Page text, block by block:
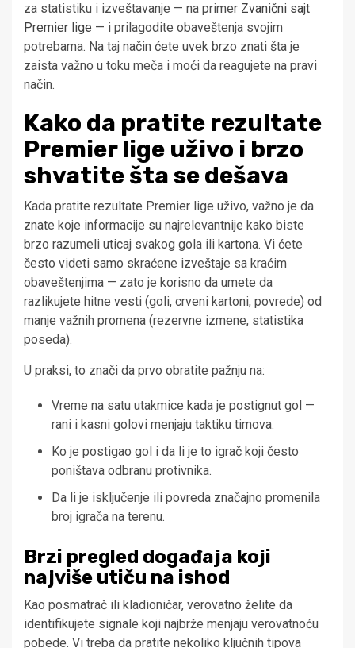
za statistiku i izveštavanje — na primer Zvanični sajt
Premier lige — i prilagodite obaveštenja svojim
potrebama. Na taj način ćete uvek brzo znati šta je
zaista važno u toku meča i moći da reagujete na pravi
način.
Kako da pratite rezultate
Premier lige uživo i brzo
shvatite šta se dešava
Kada pratite rezultate Premier lige uživo, važno je da
znate koje informacije su najrelevantnije kako biste
brzo razumeli uticaj svakog gola ili kartona. Vi ćete
često videti samo skraćene izveštaje sa kraćim
obaveštenjima — zato je korisno da umete da
razlikujete hitne vesti (goli, crveni kartoni, povrede) od
manje važnih promena (rezervne izmene, statistika
poseda).
U praksi, to znači da prvo obratite pažnju na:
Vreme na satu utakmice kada je postignut gol —
rani i kasni golovi menjaju taktiku timova.
Ko je postigao gol i da li je to igrač koji često
poništava odbranu protivnika.
Da li je isključenje ili povreda značajno promenila
broj igrača na terenu.
Brzi pregled događaja koji
najviše utiču na ishod
Kao posmatrač ili kladioničar, verovatno želite da
identifikujete signale koji najbrže menjaju verovatnoću
pobede. Vi treba da pratite nekoliko ključnih tipova